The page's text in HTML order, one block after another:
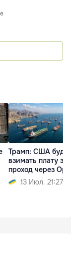
Трамп: США
взимать плату за
проход через
13 Июл. 21:27